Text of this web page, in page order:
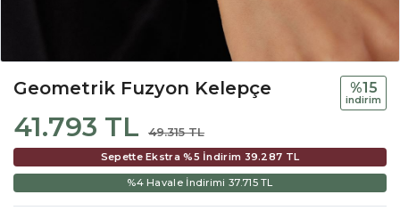
Geometrik Fuzyon Kelepçe
41.793 TL 49.315 TL
%15
i̇ndi̇ri̇m
Sepette Ekstra %5 İndirim 39.287 TL
%4 Havale İndirimi 37.715 TL